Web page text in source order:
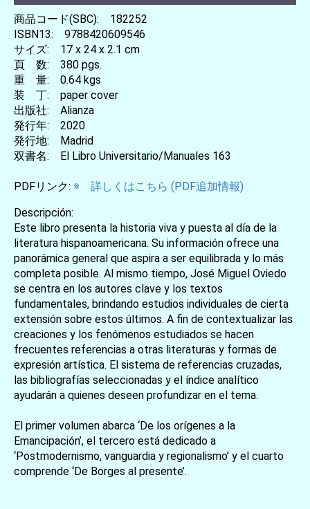
商品コード(SBC): 182252
ISBN13: 9788420609546
サイズ: 17 x 24 x 2.1 cm
頁 数: 380 pgs.
重 量: 0.64 kgs
装 丁: paper cover
出版社: Alianza
発行年: 2020
発行地: Madrid
双書名: El Libro Universitario/Manuales 163
PDFリンク: ※ 詳しくはこちら (PDF追加情報)
Descripción:
Este libro presenta la historia viva y puesta al día de la
literatura hispanoamericana. Su información ofrece una
panorámica general que aspira a ser equilibrada y lo más
completa posible. Al mismo tiempo, José Miguel Oviedo
se centra en los autores clave y los textos
fundamentales, brindando estudios individuales de cierta
extensión sobre estos últimos. A fin de contextualizar las
creaciones y los fenómenos estudiados se hacen
frecuentes referencias a otras literaturas y formas de
expresión artística. El sistema de referencias cruzadas,
las bibliografías seleccionadas y el índice analítico
ayudarán a quienes deseen profundizar en el tema.
El primer volumen abarca ‘De los orígenes a la
Emancipación’, el tercero está dedicado a
‘Postmodernismo, vanguardia y regionalismo’ y el cuarto
comprende ‘De Borges al presente’.